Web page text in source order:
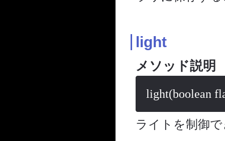
light
メソッド説明
light(boolean
ライトを制御